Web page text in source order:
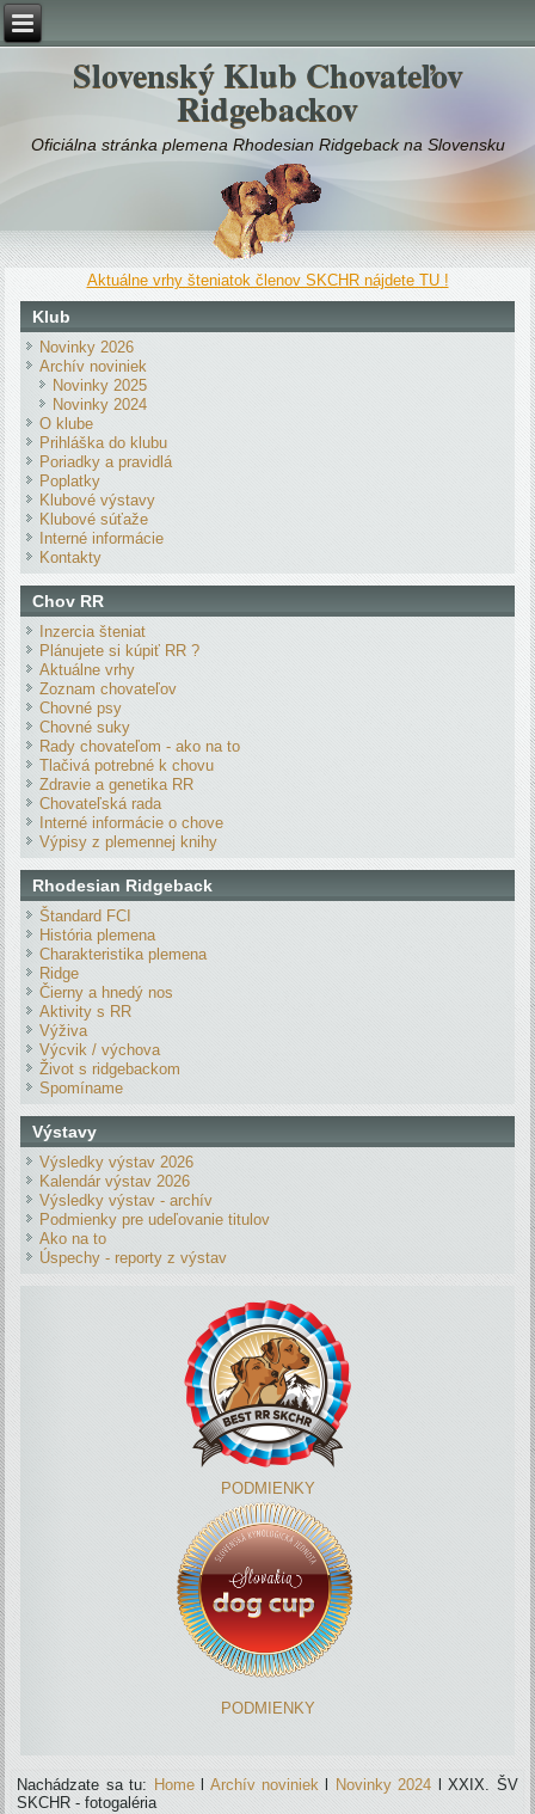
Slovenský Klub Chovateľov
Ridgebackov
Oficiálna stránka plemena Rhodesian Ridgeback na Slovensku
Aktuálne vrhy šteniatok členov SKCHR nájdete TU !
Klub
Novinky 2026
Archív noviniek
Novinky 2025
Novinky 2024
O klube
Prihláška do klubu
Poriadky a pravidlá
Poplatky
Klubové výstavy
Klubové súťaže
Interné informácie
Kontakty
Chov RR
Inzercia šteniat
Plánujete si kúpiť RR ?
Aktuálne vrhy
Zoznam chovateľov
Chovné psy
Chovné suky
Rady chovateľom - ako na to
Tlačivá potrebné k chovu
Zdravie a genetika RR
Chovateľská rada
Interné informácie o chove
Výpisy z plemennej knihy
Rhodesian Ridgeback
Štandard FCI
História plemena
Charakteristika plemena
Ridge
Čierny a hnedý nos
Aktivity s RR
Výživa
Výcvik / výchova
Život s ridgebackom
Spomíname
Výstavy
Výsledky výstav 2026
Kalendár výstav 2026
Výsledky výstav - archív
Podmienky pre udeľovanie titulov
Ako na to
Úspechy - reporty z výstav
PODMIENKY
PODMIENKY
Nachádzate sa tu: Homel Archív noviniek Novinky 2024 lXXIX. ŠV
SKCHR - fotogaléria